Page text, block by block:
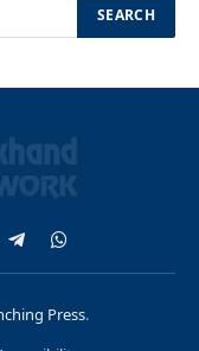
TelegramWhatsApp
Press.